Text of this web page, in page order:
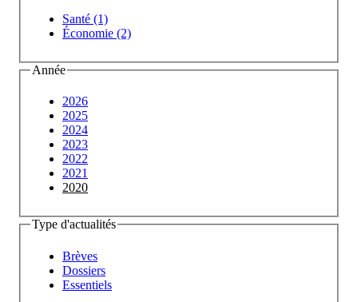
Santé (1)
Économie (2)
Année
2026
2025
2024
2023
2022
2021
2020
Type d'actualités
Brèves
Dossiers
Essentiels